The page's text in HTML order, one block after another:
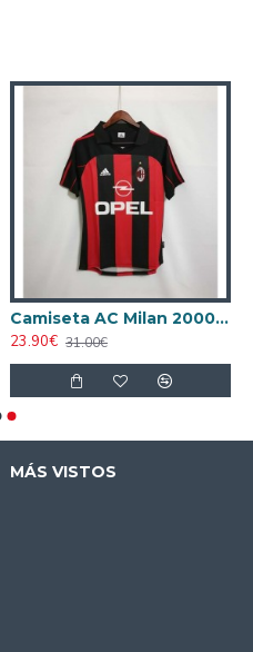
Camiseta AC Milan 2000/2001 Local Retro
23.90€ 31.00€
MÁS VISTOS